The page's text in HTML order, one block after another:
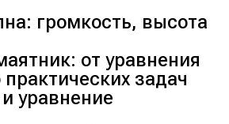
громкость, высота
от уравнения
задач
уравнение